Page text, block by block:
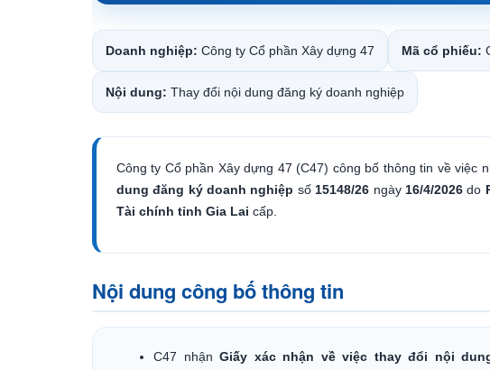
Doanh nghiệp: Công ty Cổ phần Xây dựng 47 Mã cổ phiếu:
Nội dung: Thay đổi nội dung đăng ký doanh nghiệp
Công ty Cổ phần Xây dựng 47 (C47) công bố thông tin về việc
dung đăng ký doanh nghiệp số 15148/26 ngày 16/4/2026do
Tài chính tỉnh Gia Lai cấp.
Nội dung công bố thông tin
C47 nhậnGiấy xác nhận về việc thay đổi nội